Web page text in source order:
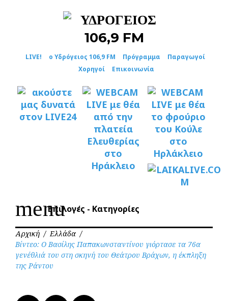
LIVE! ο Υδρόγειος 106,9 FM Πρόγραμμα
Παραγωγοί
Χορηγοί
Επικοινωνία
menuΕπιλογές - Κατηγορίες
Αρχική / Ελλάδα /
Βίντεο: Ο Βασίλης Παπακωνσταντίνου γιόρτασε τα 76α
γενέθλιά του στη σκηνή του Θεάτρου Βράχων, η έκπληξη
της Ράντου